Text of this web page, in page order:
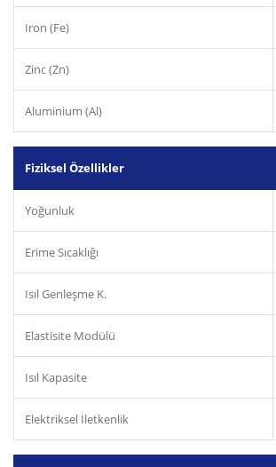
Iron (Fe)
Zinc (Zn)
Aluminium (Al)
Fiziksel Özellikler
Yoğunluk
Erime Sıcaklığı
Isıl Genleşme K.
Elastisite Modülü
Isıl Kapasite
Elektriksel İletkenlik